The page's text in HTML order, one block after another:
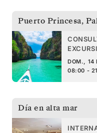
Puerto Princesa,
DOM., 14
08:00 -
Día en alta mar